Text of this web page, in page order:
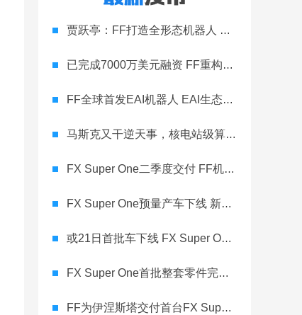
贾跃亭：FF打造全形态机器人 目标全球EAI教育第一大脑
已完成7000万美元融资 FF重构为Physical AI生态公司
FF全球首发EAI机器人 EAI生态战略和5X4技术架构同步发布
马斯克又干逆天事，核电站级算力砸向汽车AI
FX Super One二季度交付 FF机器人目标美国头部AI公司
FX Super One预量产车下线 新品及量产交付计划发布
或21日首批车下线 FX Super One在汉福德工厂开始生产
FX Super One首批整套零件完成清关 为年内下线进入冲刺
FF为伊涅斯塔交付首台FX Super One 中东公司迈入营收阶段